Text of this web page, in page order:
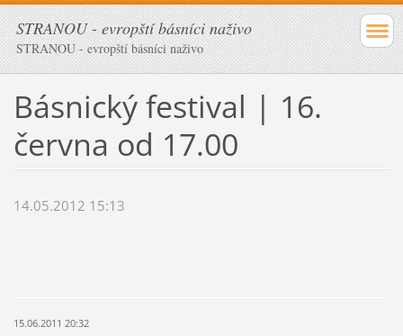
STRANOU - evropští básníci naživo
STRANOU - evropští básníci naživo
Básnický festival | 16.
června od 17.00
14.05.2012 15:13
15.06.2011 20:32